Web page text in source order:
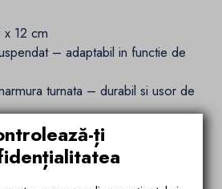
12 cm
– adaptabil in functie de
turnata – durabil si usor de
luminozitate si eleganta baii
pe partea stanga –
ți